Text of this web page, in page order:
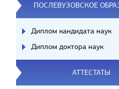
ПОСЛЕВУЗОВСКОЕ
Диплом кандидата наук
Диплом доктора наук
АТТЕСТАТЫ